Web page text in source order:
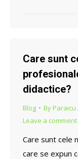
Care sunt
didactice?
Blog ByParaicu
Leave a comment
Care sunt cele
care se expun